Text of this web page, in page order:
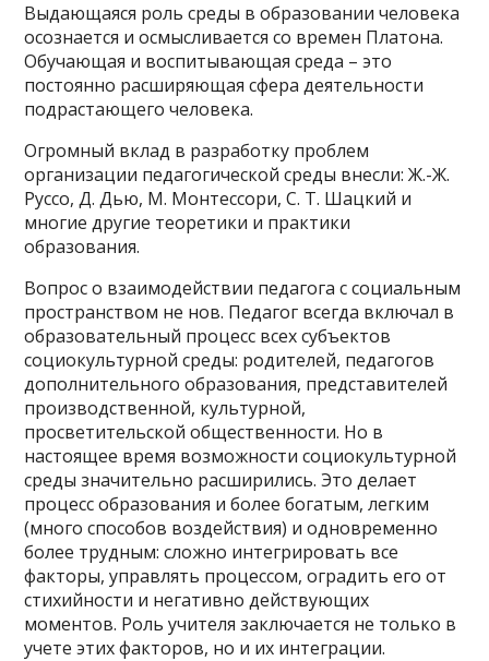
Выдающаяся роль среды в образовании человека
осознается и осмысливается со времен Платона.
Обучающая и воспитывающая среда – это
постоянно расширяющая сфера деятельности
подрастающего человека.
Огромный вклад в разработку проблем
организации педагогической среды внесли: Ж.-Ж.
Руссо, Д. Дью, М. Монтессори, С. Т. Шацкий и
многие другие теоретики и практики
образования.
Вопрос о взаимодействии педагога с социальным
пространством не нов. Педагог всегда включал в
образовательный процесс всех субъектов
социокультурной среды: родителей, педагогов
дополнительного образования, представителей
производственной, культурной,
просветительской общественности. Но в
настоящее время возможности социокультурной
среды значительно расширились. Это делает
процесс образования и более богатым, легким
(много способов воздействия) и одновременно
более трудным: сложно интегрировать все
факторы, управлять процессом, оградить его от
стихийности и негативно действующих
моментов. Роль учителя заключается не только в
учете этих факторов, но и их интеграции.